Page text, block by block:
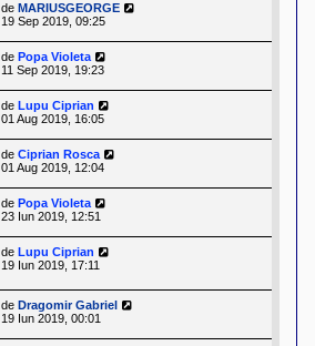
de MARIUSGEORGE
19 Sep 2019, 09:25
de Popa Violeta
11 Sep 2019, 19:23
de Lupu Ciprian
01 Aug 2019, 16:05
de Ciprian Rosca
01 Aug 2019, 12:04
de Popa Violeta
23 Iun 2019, 12:51
de Lupu Ciprian
19 Iun 2019, 17:11
de Dragomir Gabriel
19 Iun 2019, 00:01